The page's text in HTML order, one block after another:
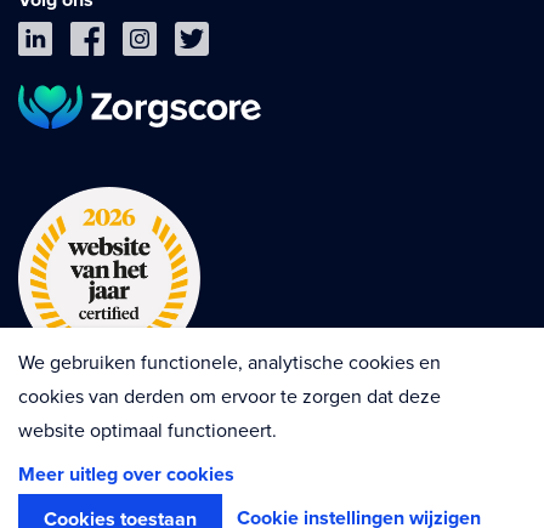
Privacy Cookies
Algemene voorwaarden
We gebruiken functionele, analytische cookies en
cookies van derden om ervoor te zorgen dat deze
website optimaal functioneert.
Meer uitleg over cookies
Cookies toestaan
Cookie instellingen wijzigen